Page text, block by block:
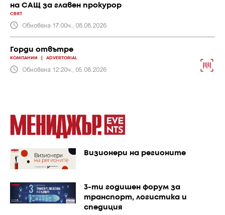
на САЩ за главен прокурор
СВЯТ
Обновена 17:00ч., 08.08.2026
Горди отвътре
КОМПАНИИ ADVERTORIAL
Обновена 12:20ч., 05.08.2026
Визионери на регионите
3-ти годишен форум за
транспорт, логистика и
спедиция